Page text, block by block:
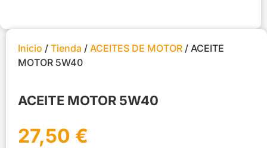
Inicio / Tienda / ACEITES DE MOTOR / ACEITE
MOTOR 5W40
ACEITE MOTOR 5W40
27,50 €